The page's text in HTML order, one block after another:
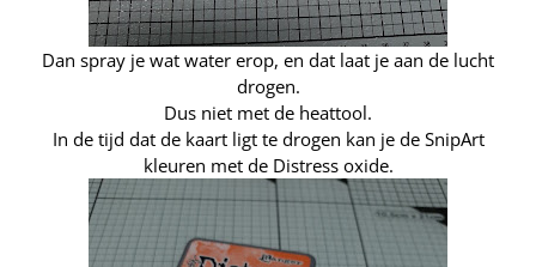
Dan spray je wat water erop, en dat laat je aan de lucht
drogen.
Dus niet met de heattool.
In de tijd dat de kaart ligt te drogen kan je de SnipArt
kleuren met de Distress oxide.